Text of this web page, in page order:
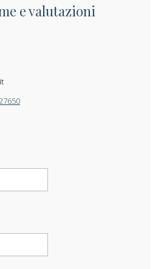
e valutazioni